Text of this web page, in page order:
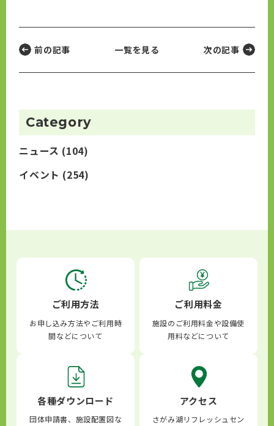
前の記事 一覧を見る 次の記事
Category
ニュース (104)
イベント (254)
ご利用方法
お申し込み方法やご利用時
間などについて
ご利用料金
施設のご利用料金や設備使
用料などについて
各種ダウンロード
団体申請書、施設配置図な
アクセス
さがみ湖リフレッシュセン